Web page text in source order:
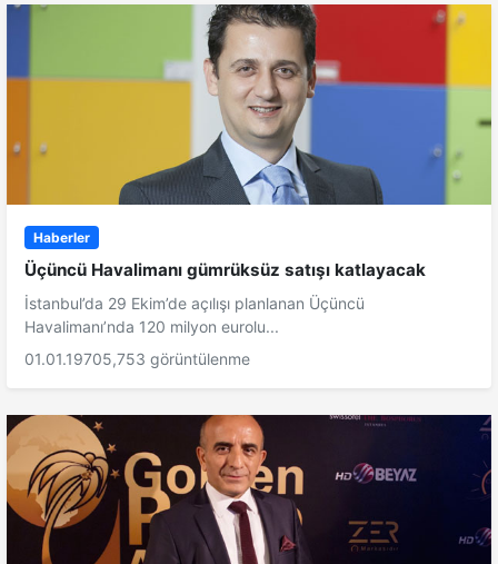
Haberler
Üçüncü Havalimanı gümrüksüz satışı katlayacak
İstanbul’da 29 Ekim’de açılışı planlanan Üçüncü
Havalimanı’nda 120 milyon eurolu...
01.01.19705,753 görüntülenme